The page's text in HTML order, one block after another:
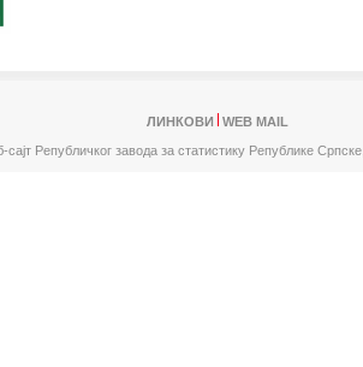
ЛИНКОВИ
WEB MAIL
Републичког завода за статистику Републике Српске,